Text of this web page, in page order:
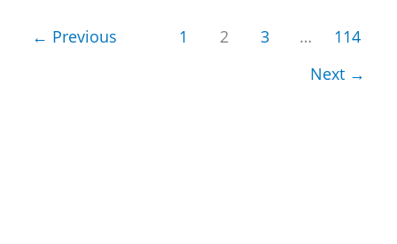
← Previous 1 2 3 …
114
Next →